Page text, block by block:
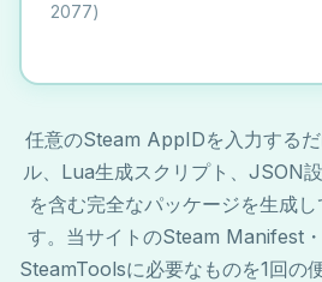
2077)
任意のSteam AppIDを入力する
ル、Lua生成スクリプト、JSON
を含む完全なパッケージを生成
す。当サイトのSteam Manifest・
SteamToolsに必要なものを1回の